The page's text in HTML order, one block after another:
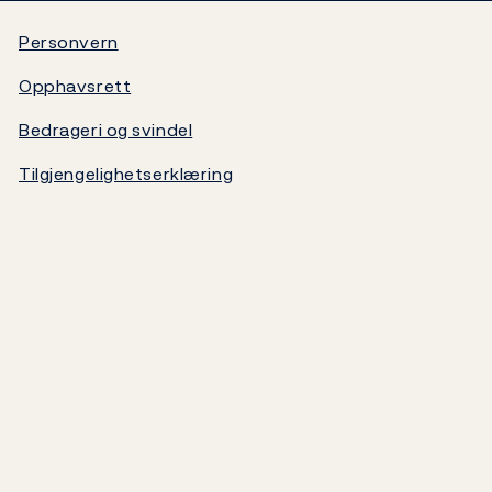
Statsgjeld
Norges Banks oppgjørssystem
Om Norges Bank
Personvern
Opphavsrett
Bedrageri og svindel
Tilgjengelighetserklæring